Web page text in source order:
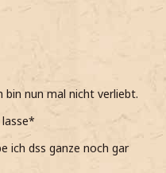
bin nun mal nicht verliebt.
ich dss ganze noch gar